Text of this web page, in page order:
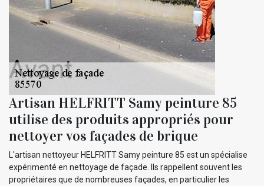
Artisan HELFRITT Samy peinture 85
utilise des produits appropriés pour
nettoyer vos façades de brique
L'artisan nettoyeur HELFRITT Samy peinture 85 est un spécialise
expérimenté en nettoyage de façade. Ils rappellent souvent les
propriétaires que de nombreuses façades, en particulier les